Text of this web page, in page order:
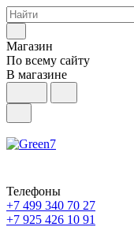
Магазин
По всему сайту
В магазине
Телефоны
+7 499 340 70 27
+7 925 426 10 91